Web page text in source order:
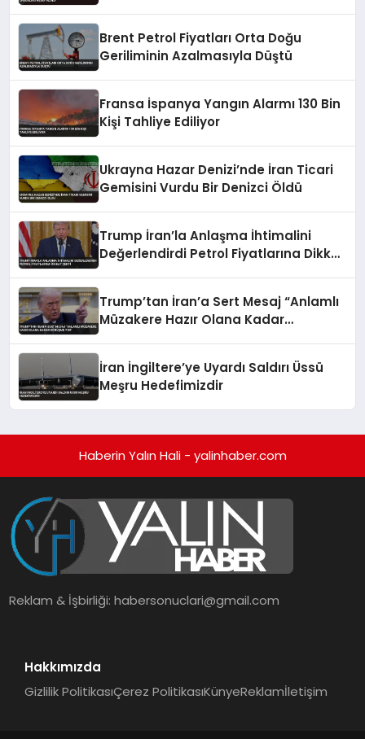
Brent Petrol Fiyatları Orta Doğu
Geriliminin Azalmasıyla Düştü
Fransa İspanya Yangın Alarmı 130 Bin
Kişi Tahliye Ediliyor
Ukrayna Hazar Denizi’nde İran Ticari
Gemisini Vurdu Bir Denizci Öldü
Trump İran’la Anlaşma İhtimalini
Değerlendirdi Petrol Fiyatlarına Dikkat
Trump’tan İran’a Sert Mesaj “Anlamlı
Müzakere Hazır Olana Kadar
İran İngiltere’ye Uyardı Saldırı Üssü
Meşru Hedefimizdir
Haberin Yalın Hali - yalinhaber.com
Reklam & İşbirliği:habersonuclari@gmail.com
Hakkımızda
Gizlilik PolitikasıÇerez PolitikasıKünyeReklamİletişim